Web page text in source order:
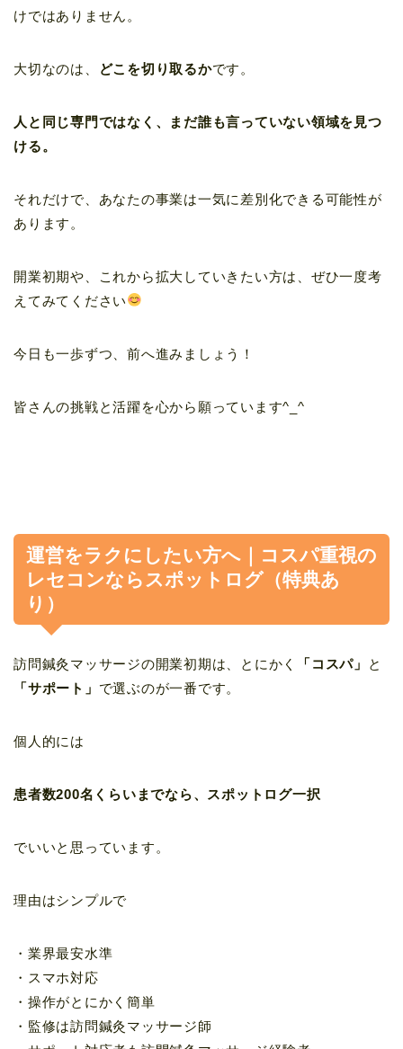
けではありません。
大切なのは、 どこを切り取るかです。
人と同じ専門ではなく、まだ誰も言っていない領域を見つ
ける。
それだけで、あなたの事業は一気に差別化できる可能性が
あります。
開業初期や、これから拡大していきたい方は、ぜひ一度考
えてみてください
今日も一歩ずつ、前へ進みましょう！
皆さんの挑戦と活躍を心から願っています^_^
運営をラクにしたい方へ｜コスパ重視の
レセコンならスポットログ（特典あ
り）
訪問鍼灸マッサージの開業初期は、とにかく 「コスパ」
と
「サポート」 で選ぶのが一番です。
個人的には
患者数200名くらいまでなら、スポットログ一択
でいいと思っています。
理由はシンプルで
・業界最安水準
・スマホ対応
・操作がとにかく簡単
・監修は訪問鍼灸マッサージ師